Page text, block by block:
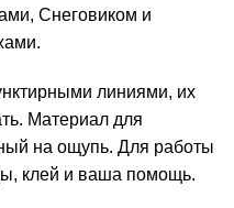
Снеговиком и
линиями, их
Материал для
на ощупь. Для работы
клей и ваша помощь.